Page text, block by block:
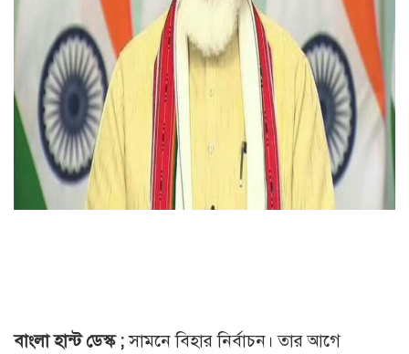
বাংলা হান্ট ডেস্ক ;সামনে বিহার নির্বাচন। তার আগে